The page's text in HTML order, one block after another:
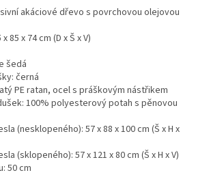
akáciové dřevo s povrchovou olejovou
85 x 74 cm (D x Š x V)
šedá
černá
PE ratan, ocel s práškovým nástřikem
100% polyesterový potah s pěnovou
(nesklopeného): 57 x 88 x 100 cm (Š x H x
(sklopeného): 57 x 121 x 80 cm (Š x H x V)
50 cm